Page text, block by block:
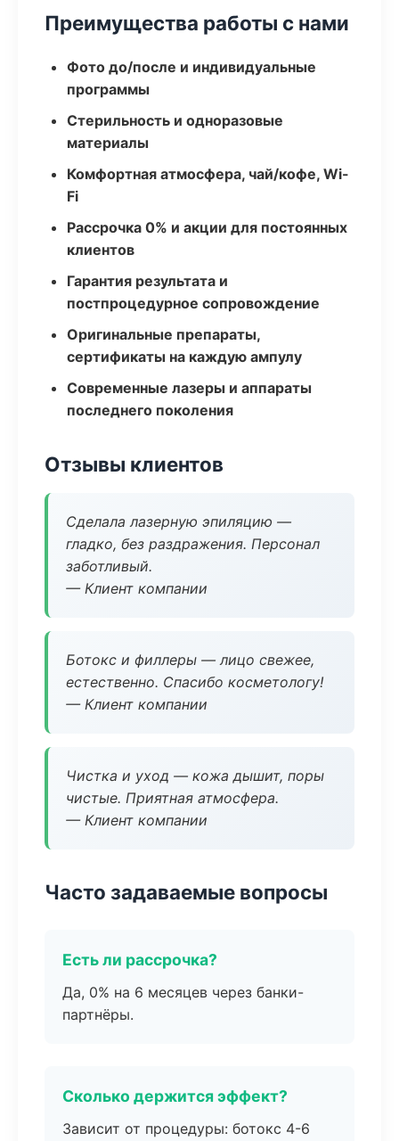
Преимущества работы с нами
Фото до/после и индивидуальные
программы
Стерильность и одноразовые
материалы
Комфортная атмосфера, чай/кофе, Wi-
Fi
Рассрочка 0% и акции для постоянных
клиентов
Гарантия результата и
постпроцедурное сопровождение
Оригинальные препараты,
сертификаты на каждую ампулу
Современные лазеры и аппараты
последнего поколения
Отзывы клиентов
Сделала лазерную эпиляцию —
гладко, без раздражения. Персонал
заботливый.
— Клиент компании
Ботокс и филлеры — лицо свежее,
естественно. Спасибо косметологу!
— Клиент компании
Чистка и уход — кожа дышит, поры
чистые. Приятная атмосфера.
— Клиент компании
Часто задаваемые вопросы
Есть ли рассрочка?
Да, 0% на 6 месяцев через банки-
партнёры.
Сколько держится эффект?
Зависит от процедуры: ботокс 4-6